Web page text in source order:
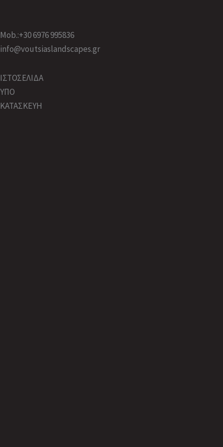
Mob.:+30 6976 995836
info@voutsiaslandscapes.gr
ΙΣΤΟΣΕΛΙΔΑ
ΥΠΟ
ΚΑΤΑΣΚΕΥΗ